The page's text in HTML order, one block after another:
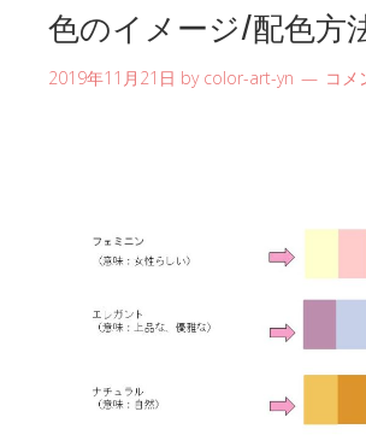
色のイメージ/配色方
2019年11月21日 by color-art-yn コメ